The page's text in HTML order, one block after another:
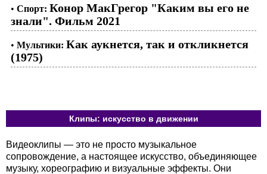
• Спорт: Конор МакГрегор "Каким вы его не
знали". Фильм 2021
• Мультики: Как аукнется, так и откликнется
(1975)
Клипы: искусство в движении
Видеоклипы — это не просто музыкальное
сопровождение, а настоящее искусство, объединяющее
музыку, хореографию и визуальные эффекты. Они